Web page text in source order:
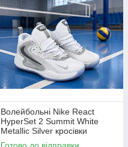
Волейбольні Nike React
HyperSet 2 Summit White
Metallic Silver кросівки